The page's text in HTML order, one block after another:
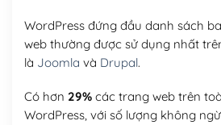
WordPress đứng đầu danh sách
web thường được sử dụng nhất
là Joomla và Drupal.
Có hơn 29%các trang web trên
WordPress, với số lượng không